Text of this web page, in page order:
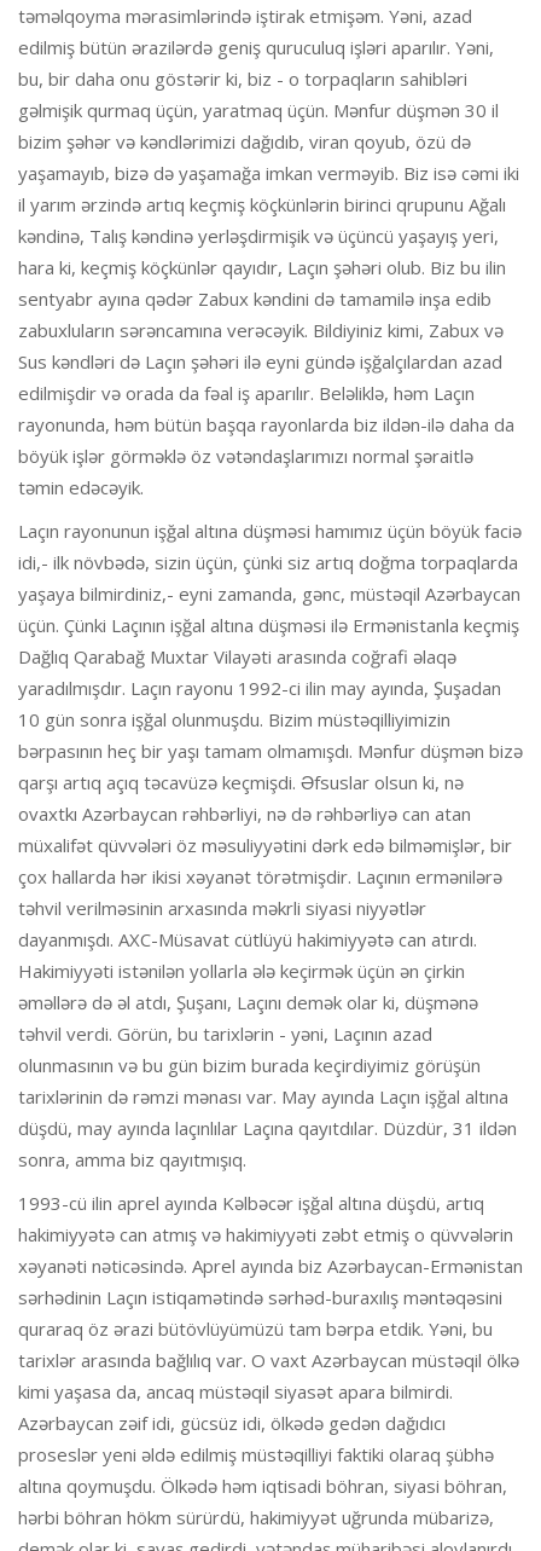
təməlqoyma mərasimlərində iştirak etmişəm. Yəni, azad
edilmiş bütün ərazilərdə geniş quruculuq işləri aparılır. Yəni,
bu, bir daha onu göstərir ki, biz - o torpaqların sahibləri
gəlmişik qurmaq üçün, yaratmaq üçün. Mənfur düşmən 30 il
bizim şəhər və kəndlərimizi dağıdıb, viran qoyub, özü də
yaşamayıb, bizə də yaşamağa imkan verməyib. Biz isə cəmi iki
il yarım ərzində artıq keçmiş köçkünlərin birinci qrupunu Ağalı
kəndinə, Talış kəndinə yerləşdirmişik və üçüncü yaşayış yeri,
hara ki, keçmiş köçkünlər qayıdır, Laçın şəhəri olub. Biz bu ilin
sentyabr ayına qədər Zabux kəndini də tamamilə inşa edib
zabuxluların sərəncamına verəcəyik. Bildiyiniz kimi, Zabux və
Sus kəndləri də Laçın şəhəri ilə eyni gündə işğalçılardan azad
edilmişdir və orada da fəal iş aparılır. Beləliklə, həm Laçın
rayonunda, həm bütün başqa rayonlarda biz ildən-ilə daha da
böyük işlər görməklə öz vətəndaşlarımızı normal şəraitlə
təmin edəcəyik.
Laçın rayonunun işğal altına düşməsi hamımız üçün böyük faciə
idi,- ilk növbədə, sizin üçün, çünki siz artıq doğma torpaqlarda
yaşaya bilmirdiniz,- eyni zamanda, gənc, müstəqil Azərbaycan
üçün. Çünki Laçının işğal altına düşməsi ilə Ermənistanla keçmiş
Dağlıq Qarabağ Muxtar Vilayəti arasında coğrafi əlaqə
yaradılmışdır. Laçın rayonu 1992-ci ilin may ayında, Şuşadan
10 gün sonra işğal olunmuşdu. Bizim müstəqilliyimizin
bərpasının heç bir yaşı tamam olmamışdı. Mənfur düşmən bizə
qarşı artıq açıq təcavüzə keçmişdi. Əfsuslar olsun ki, nə
ovaxtkı Azərbaycan rəhbərliyi, nə də rəhbərliyə can atan
müxalifət qüvvələri öz məsuliyyətini dərk edə bilməmişlər, bir
çox hallarda hər ikisi xəyanət törətmişdir. Laçının ermənilərə
təhvil verilməsinin arxasında məkrli siyasi niyyətlər
dayanmışdı. AXC-Müsavat cütlüyü hakimiyyətə can atırdı.
Hakimiyyəti istənilən yollarla ələ keçirmək üçün ən çirkin
əməllərə də əl atdı, Şuşanı, Laçını demək olar ki, düşmənə
təhvil verdi. Görün, bu tarixlərin - yəni, Laçının azad
olunmasının və bu gün bizim burada keçirdiyimiz görüşün
tarixlərinin də rəmzi mənası var. May ayında Laçın işğal altına
düşdü, may ayında laçınlılar Laçına qayıtdılar. Düzdür, 31 ildən
sonra, amma biz qayıtmışıq.
1993-cü ilin aprel ayında Kəlbəcər işğal altına düşdü, artıq
hakimiyyətə can atmış və hakimiyyəti zəbt etmiş o qüvvələrin
xəyanəti nəticəsində. Aprel ayında biz Azərbaycan-Ermənistan
sərhədinin Laçın istiqamətində sərhəd-buraxılış məntəqəsini
quraraq öz ərazi bütövlüyümüzü tam bərpa etdik. Yəni, bu
tarixlər arasında bağlılıq var. O vaxt Azərbaycan müstəqil ölkə
kimi yaşasa da, ancaq müstəqil siyasət apara bilmirdi.
Azərbaycan zəif idi, gücsüz idi, ölkədə gedən dağıdıcı
proseslər yeni əldə edilmiş müstəqilliyi faktiki olaraq şübhə
altına qoymuşdu. Ölkədə həm iqtisadi böhran, siyasi böhran,
hərbi böhran hökm sürürdü, hakimiyyət uğrunda mübarizə,